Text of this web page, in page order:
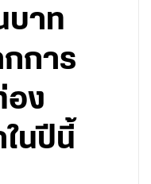
บาท
กการ
อง
ในปีนี้